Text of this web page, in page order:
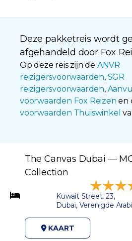
Deze pakketreis wordt
afgehandeld door Fox
Op deze reis zijn de ANVR
reizigersvoorwaarden, SGR
reizigersvoorwaarden,
voorwaarden Fox Reizen en
voorwaarden Thuiswinkel
The Canvas Dubai —
Collection
Kuwait Street, 23,
Dubai, Verenigde
KAART